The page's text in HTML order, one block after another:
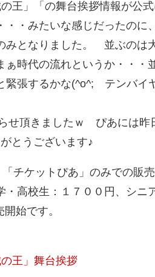
王」「の舞台挨拶情報が公
・みたいな感じだったのに
みとなりました。 並ぶのは
時代の流れというか・・・
緊張するかな(^o^; テンバイ
せ頂きましたｗ ぴあには昨
とうございます♪
チケットぴあ」のみでの販
・高校生：１７００円、シニ
始です。
王」舞台挨拶